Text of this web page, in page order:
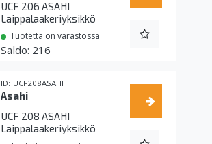
UCF 206 ASAHI
Laippalaakeriyksikkö
Tuotetta on varastossa
216
UCF208ASAHI
Asahi
UCF 208 ASAHI
Laippalaakeriyksikkö